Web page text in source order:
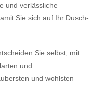
und verlässliche
Sie sich auf Ihr Dusch-
Sie selbst, mit
und
und wohlsten